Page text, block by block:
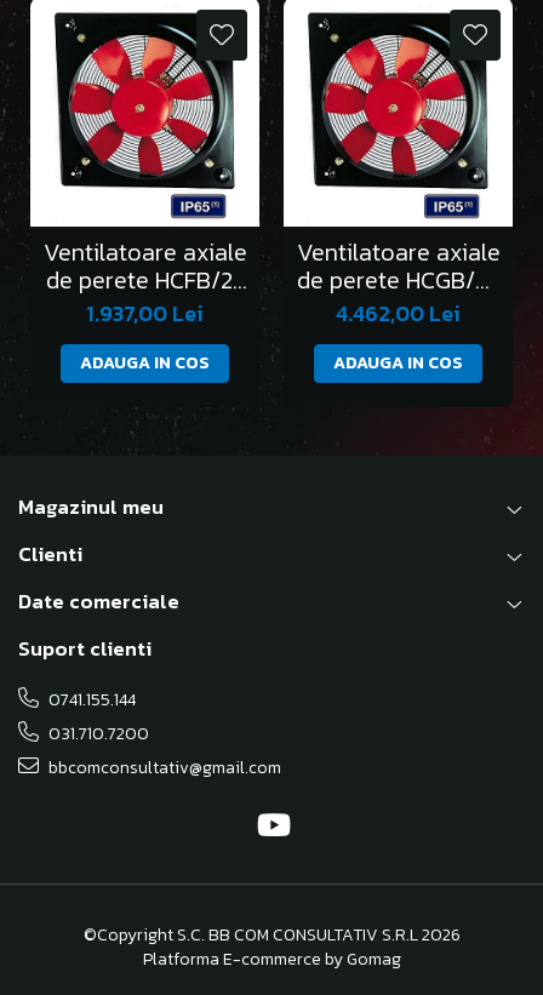
Ventilatoare axiale
de perete HCFB/2-
250/H
1.937,00 Lei
ADAUGA IN COS
Ventilatoare axiale
de perete HCGB/2-
315/L
4.462,00 Lei
ADAUGA IN COS
Magazinul meu
Clienti
Date comerciale
Suport clienti
0741.155.144
031.710.7200
bbcomconsultativ@gmail.com
©Copyright S.C. BB COM CONSULTATIV S.R.L 2026
Platforma E-commerce by Gomag